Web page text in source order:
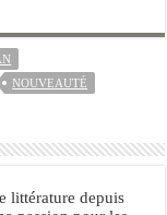
NOUVEAUTÉ
littérature depuis